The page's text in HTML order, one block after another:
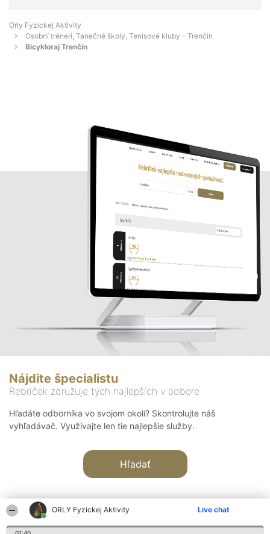
ORLY Fyzickej Aktivity Live chat
Orly Fyzickej Aktivity
Osobní tréneri, Tanečné školy, Tenisové kluby - Trenčín
Bicykloraj Trenčín
Nájdite špecialistu
Rebríček združuje tých najlepších v odbore
Hľadáte odborníka vo svojom okolí? Skontrolujte náš
vyhľadávač. Využívajte len tie najlepšie služby.
Hľadať